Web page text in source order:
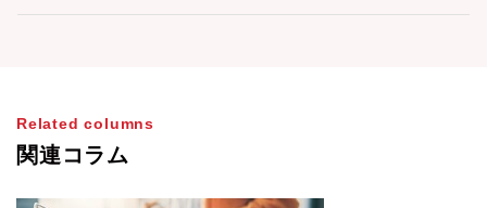
Related columns
関連コラム